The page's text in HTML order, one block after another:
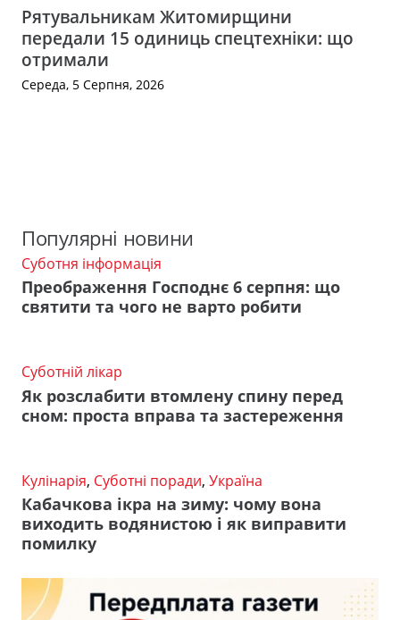
Рятувальникам Житомирщини
передали 15 одиниць спецтехніки: що
отримали
Середа, 5 Серпня, 2026
Популярні новини
Суботня інформація
Преображення Господнє 6 серпня: що
святити та чого не варто робити
Суботній лікар
Як розслабити втомлену спину перед
сном: проста вправа та застереження
Кулінарія, Суботні поради, Україна
Кабачкова ікра на зиму: чому вона
виходить водянистою і як виправити
помилку